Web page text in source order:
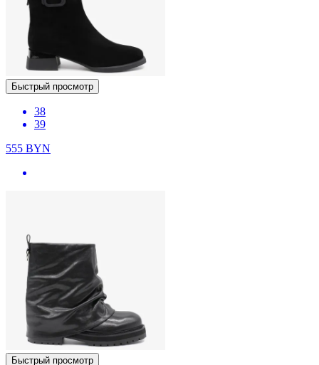
Быстрый просмотр
38
39
555 BYN
Быстрый просмотр